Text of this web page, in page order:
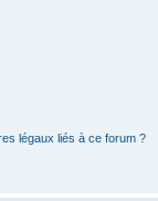
légaux liés à ce forum ?